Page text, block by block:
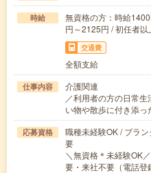
時給
無資格の方：時給
円～2125円 / 初任者
交通費
全額支給
仕事内容
介護関連
／利用者の方の日常
い物や散歩に付き添
応募資格
職種未経験OK / ブラ
要
＼無資格＊未経験OK
要・来社不要（電話